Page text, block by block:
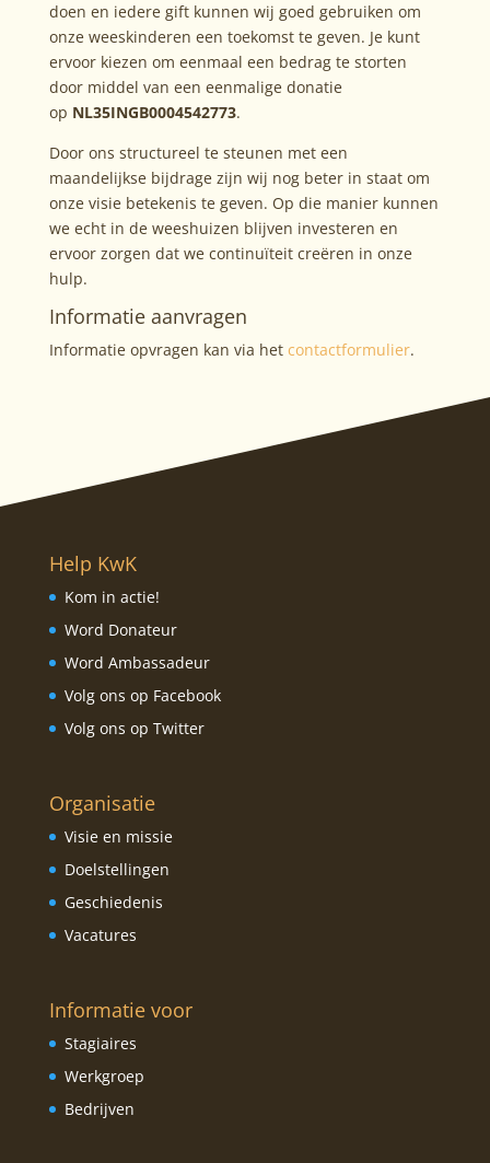
doen en iedere gift kunnen wij goed gebruiken om
onze weeskinderen een toekomst te geven. Je kunt
ervoor kiezen om eenmaal een bedrag te storten
door middel van een eenmalige donatie
op NL35INGB0004542773.
Door ons structureel te steunen met een
maandelijkse bijdrage zijn wij nog beter in staat om
onze visie betekenis te geven. Op die manier kunnen
we echt in de weeshuizen blijven investeren en
ervoor zorgen dat we continuïteit creëren in onze
hulp.
Informatie aanvragen
Informatie opvragen kan via het contactformulier.
Help KwK
Kom in actie!
Word Donateur
Word Ambassadeur
Volg ons op Facebook
Volg ons op Twitter
Organisatie
Visie en missie
Doelstellingen
Geschiedenis
Vacatures
Informatie voor
Stagiaires
Werkgroep
Bedrijven